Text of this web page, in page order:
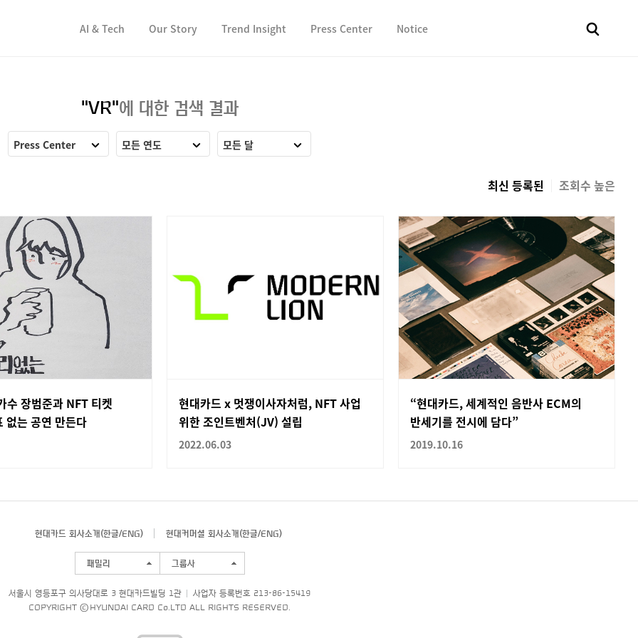
AI & Tech Our Story Trend Insight Press Center Notice
"VR"에 대한 검색 결과
Press Center 모든 연도 모든 달
최신 등록된 조회수 높은
수 장범준과 NFT 티켓
없는 공연 만든다
현대카드 x 멋쟁이사자처럼, NFT 사업
위한 조인트벤처(JV) 설립
2022.06.03
“현대카드, 세계적인 음반사 ECM의
반세기를 전시에 담다”
2019.10.16
현대카드 회사소개(한글/ENG) 현대커머셜 회사소개(한글/ENG)
패밀리 그룹사
서울시 영등포구 의사당대로 3 현대카드빌딩 1관
사업자 등록번호 213-86-15419
COPYRIGHT © HYUNDAI CARD Co.LTD ALL RIGHTS RESERVED.